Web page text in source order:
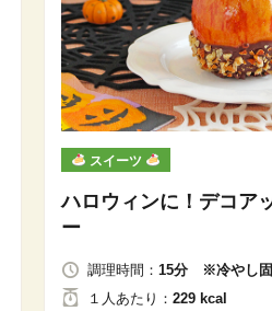
スイーツ
ハロウィンに！デコア
ー
調理時間： 15分 ※冷やし固
１人あたり ： 229 kcal